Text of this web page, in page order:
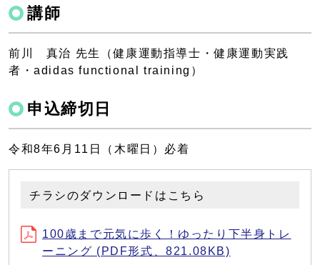
講師
前川 真治 先生（健康運動指導士・健康運動実践
者・adidas functional training）
申込締切日
令和8年6月11日（木曜日）必着
チラシのダウンロードはこちら
100歳まで元気に歩く！ゆったり下半身トレ
ーニング (PDF形式、821.08KB)